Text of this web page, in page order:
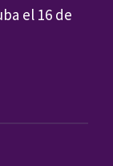
el 16 de